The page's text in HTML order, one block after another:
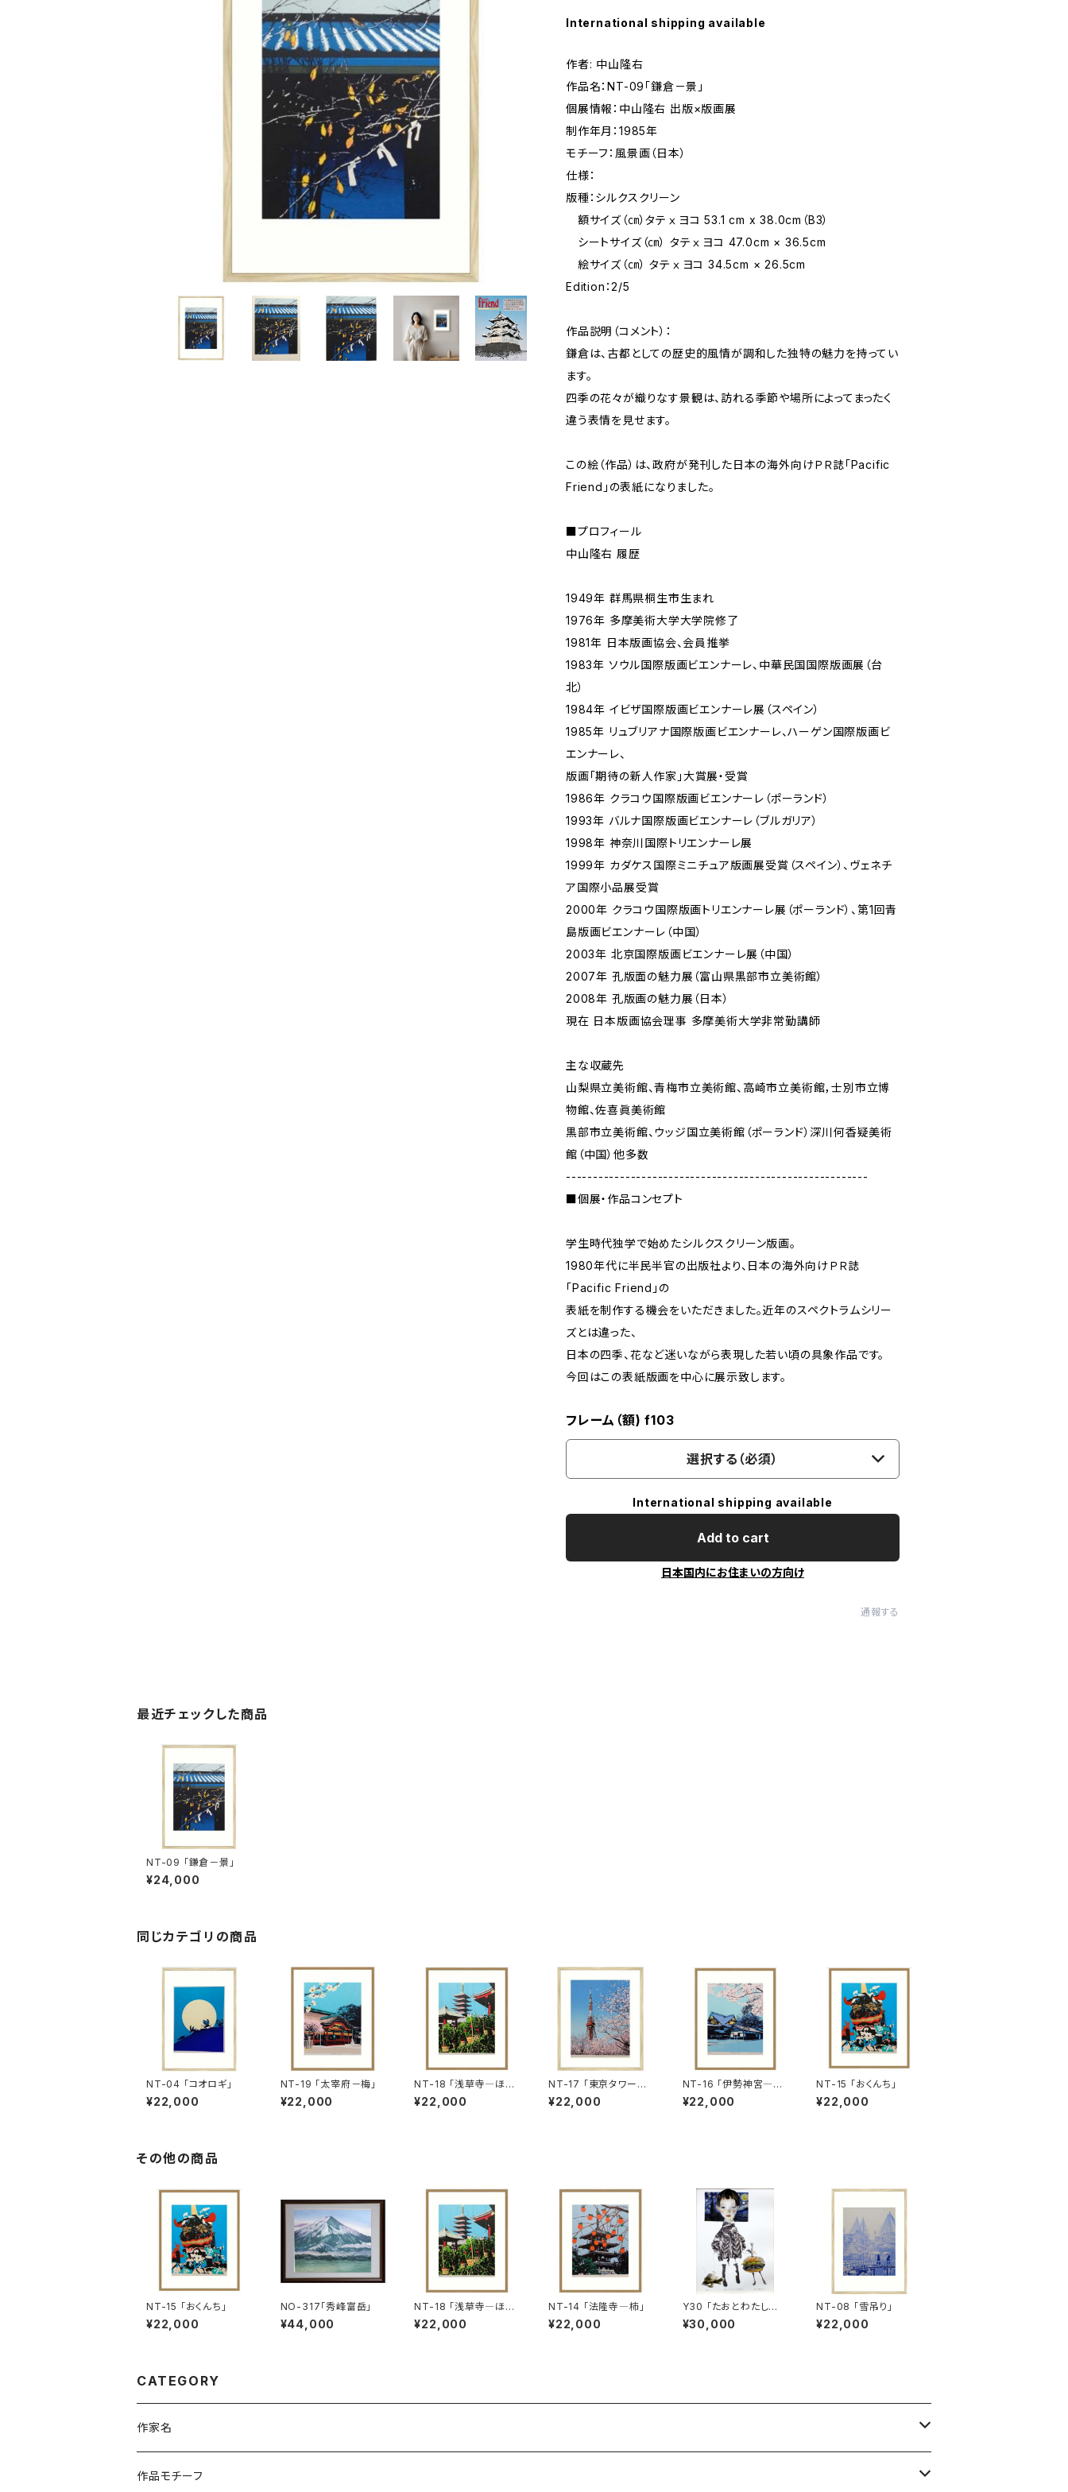
International shipping available
作者: 中山隆右
作品名：NT-09「鎌倉－景」
個展情報：中山隆右 出版×版画展
制作年月：1985年
モチーフ：風景画（日本）
仕様：
版種：シルクスクリーン
額サイズ（㎝）タテⅹヨコ 53.1 cm x 38.0cm（B3）
シートサイズ（㎝） タテⅹヨコ 47.0cm × 36.5cm
絵サイズ（㎝） タテⅹヨコ 34.5cm × 26.5cm
Edition：2/5
作品説明（コメント）：
鎌倉は、古都としての歴史的風情が調和した独特の魅力を持ってい
ます。
四季の花々が織りなす景観は、訪れる季節や場所によってまったく
違う表情を見せます。
この絵（作品）は、政府が発刊した日本の海外向けＰＲ誌「Pacific
Friend」の表紙になりました。
■プロフィール
中山隆右 履歴
1949年 群馬県桐生市生まれ
1976年 多摩美術大学大学院修了
1981年 日本版画協会、会員推挙
1983年 ソウル国際版画ビエンナーレ、中華民国国際版画展（台
北）
1984年 イビザ国際版画ビエンナーレ展（スペイン）
1985年 リュブリアナ国際版画ビエンナーレ、ハーゲン国際版画ビ
エンナーレ、
版画「期待の新人作家」大賞展・受賞
1986年 クラコウ国際版画ビエンナーレ（ポーランド）
1993年 バルナ国際版画ビエンナーレ（ブルガリア）
1998年 神奈川国際トリエンナーレ展
1999年 カダケス国際ミニチュア版画展受賞（スペイン）、ヴェネチ
ア国際小品展受賞
2000年 クラコウ国際版画トリエンナーレ展（ポーランド）、第1回青
島版画ビエンナーレ（中国）
2003年 北京国際版画ビエンナーレ展（中国）
2007年 孔版面の魅力展（富山県黒部市立美術館）
2008年 孔版画の魅力展（日本）
現在 日本版画協会理事 多摩美術大学非常勤講師
主な収蔵先
山梨県立美術館、青梅市立美術館、高崎市立美術館，士別市立博
物館、佐喜眞美術館
黒部市立美術館、ウッジ国立美術館（ポーランド）深川何香疑美術
館（中国）他多数
--------------------------------------------------------
■個展・作品コンセプト
学生時代独学で始めたシルクスクリーン版画。
1980年代に半民半官の出版社より、日本の海外向けＰＲ誌
「Pacific Friend」の
表紙を制作する機会をいただきました。近年のスペクトラムシリー
ズとは違った、
日本の四季、花など迷いながら表現した若い頃の具象作品です。
今回はこの表紙版画を中心に展示致します。
フレーム（額) f103
選択する（必須）
International shipping available
Add to cart
日本国内にお住まいの方向け
通報する
最近チェックした商品
NT-09 「鎌倉－景」
¥24,000
同じカテゴリの商品
NT-04 「コオロギ」
¥22,000
NT-19 「太宰府－梅」
¥22,000
NT-18 「浅草寺―ほお
づき」
¥22,000
NT-17 「東京タワーと
桜」
¥22,000
NT-16 「伊勢神宮―
桜」
¥22,000
NT-15 「おくんち」
¥22,000
その他の商品
NT-15 「おくんち」
¥22,000
NO-317「秀峰富岳」
¥44,000
NT-18 「浅草寺―ほお
づき」
¥22,000
NT-14 「法隆寺―柿」
¥22,000
Y30 「たおとわたし -
ちがいますよ、おかあさ
ん-」
¥30,000
NT-08 「雪吊り」
¥22,000
CATEGORY
作家名
杉山 修 （木版画）
作品モチーフ